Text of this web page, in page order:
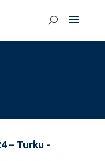
– Turku -